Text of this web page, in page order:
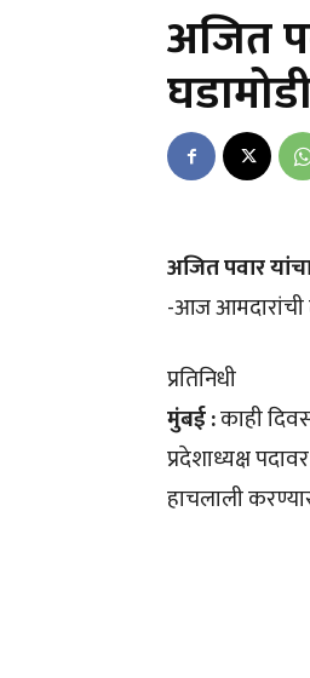
अजित
अजित पवार
-आज
प्रतिनिधी
मुंबई :काही
प्रदेशाध्यक्ष
हाचलाली